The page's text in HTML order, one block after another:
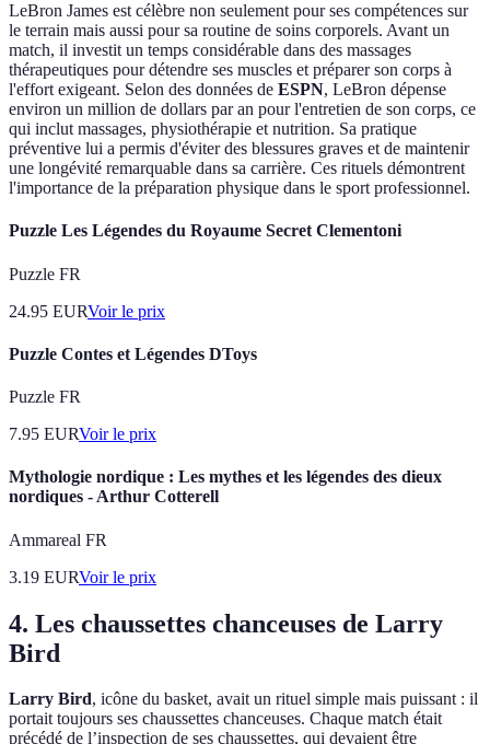
LeBron James est célèbre non seulement pour ses compétences sur
le terrain mais aussi pour sa routine de soins corporels. Avant un
match, il investit un temps considérable dans des massages
thérapeutiques pour détendre ses muscles et préparer son corps à
l'effort exigeant. Selon des données de ESPN, LeBron dépense
environ un million de dollars par an pour l'entretien de son corps, ce
qui inclut massages, physiothérapie et nutrition. Sa pratique
préventive lui a permis d'éviter des blessures graves et de maintenir
une longévité remarquable dans sa carrière. Ces rituels démontrent
l'importance de la préparation physique dans le sport professionnel.
Puzzle Les Légendes du Royaume Secret Clementoni
Puzzle FR
24.95 EURVoir le prix
Puzzle Contes et Légendes DToys
Puzzle FR
7.95 EURVoir le prix
Mythologie nordique : Les mythes et les légendes des dieux
nordiques - Arthur Cotterell
Ammareal FR
3.19 EURVoir le prix
4. Les chaussettes chanceuses de Larry
Bird
Larry Bird, icône du basket, avait un rituel simple mais puissant : il
portait toujours ses chaussettes chanceuses. Chaque match était
précédé de l’inspection de ses chaussettes, qui devaient être